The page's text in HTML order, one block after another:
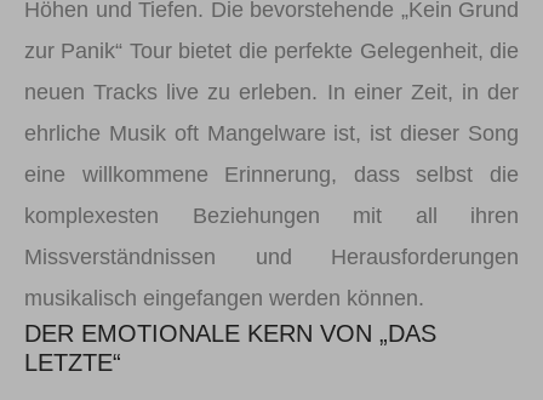
Höhen und Tiefen. Die bevorstehende „Kein Grund
zur Panik“ Tour bietet die perfekte Gelegenheit, die
neuen Tracks live zu erleben. In einer Zeit, in der
ehrliche Musik oft Mangelware ist, ist dieser Song
eine willkommene Erinnerung, dass selbst die
komplexesten Beziehungen mit all ihren
Missverständnissen und Herausforderungen
musikalisch eingefangen werden können.
DER EMOTIONALE KERN VON „DAS
LETZTE“